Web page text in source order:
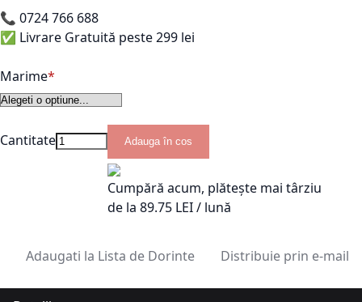
📞 0724 766 688
✅ Livrare Gratuită peste 299 lei
Marime
Cantitate Adauga în cos
Cumpără acum, plătește mai târziu
de la 89.75 LEI / lună
Adaugati la Lista de Dorinte Distribuie prin e-mail